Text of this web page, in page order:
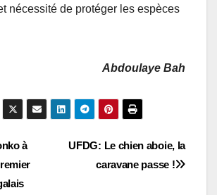
nécessité de protéger les espèces
Abdoulaye Bah
UFDG: Le chien aboie, la
caravane passe !
à